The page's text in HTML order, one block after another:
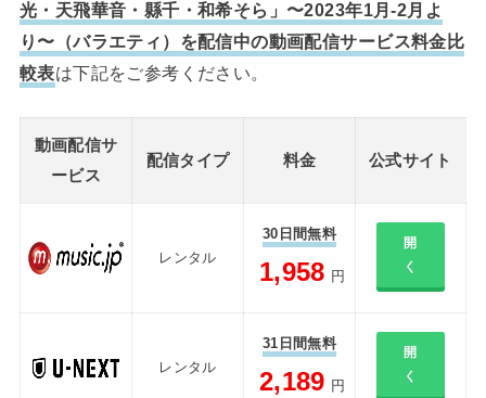
光・天飛華音・縣千・和希そら」〜2023年1月-2月よ
り〜（バラエティ）を配信中の動画配信サービス料金比
較表は下記をご参考ください。
動画配信サ
ービス
配信タイプ 料金 公式サイト
レンタル
30日間無料
1,958 円
開
く
レンタル
31日間無料
2,189 円
開
く